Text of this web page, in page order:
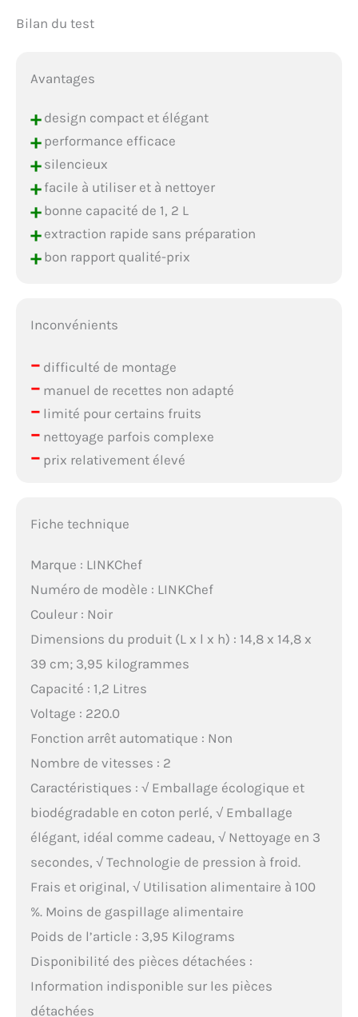
Bilan du test
Avantages
+design compact et élégant
+performance efficace
+silencieux
+facile à utiliser et à nettoyer
+bonne capacité de 1, 2 L
+extraction rapide sans préparation
+bon rapport qualité-prix
Inconvénients
–difficulté de montage
–manuel de recettes non adapté
–limité pour certains fruits
–nettoyage parfois complexe
–prix relativement élevé
Fiche technique
Marque : LINKChef
Numéro de modèle : LINKChef
Couleur : Noir
Dimensions du produit (L x l x h) : 14,8 x 14,8 x
39 cm; 3,95 kilogrammes
Capacité : 1,2 Litres
Voltage : 220.0
Fonction arrêt automatique : Non
Nombre de vitesses : 2
Caractéristiques : √ Emballage écologique et
biodégradable en coton perlé, √ Emballage
élégant, idéal comme cadeau, √ Nettoyage en 3
secondes, √ Technologie de pression à froid.
Frais et original, √ Utilisation alimentaire à 100
%. Moins de gaspillage alimentaire
Poids de l’article : 3,95 Kilograms
Disponibilité des pièces détachées :
Information indisponible sur les pièces
détachées